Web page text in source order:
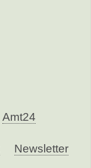
Amt24
Newsletter